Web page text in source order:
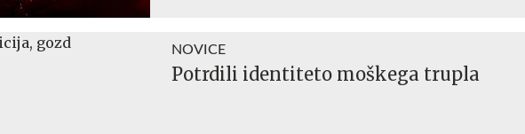
NOVICE
Potrdili identiteto moškega trupla